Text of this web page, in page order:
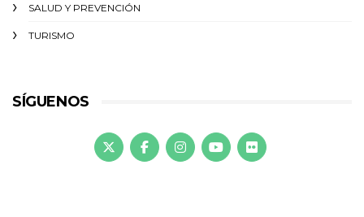
SALUD Y PREVENCIÓN
TURISMO
SÍGUENOS